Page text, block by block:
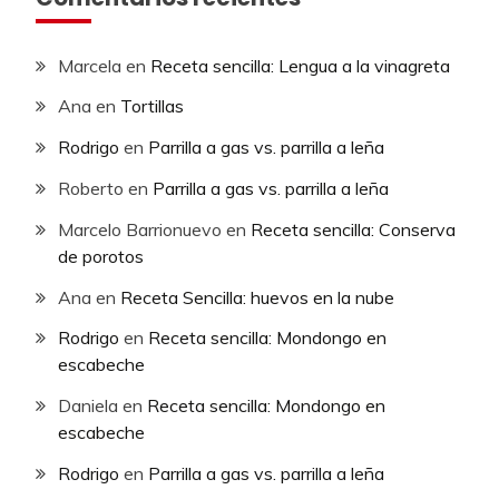
Marcela en Receta sencilla: Lengua a la vinagreta
Ana en Tortillas
Rodrigo en Parrilla a gas vs. parrilla a leña
Roberto en Parrilla a gas vs. parrilla a leña
Marcelo Barrionuevo en Receta sencilla: Conserva
de porotos
Ana en Receta Sencilla: huevos en la nube
Rodrigo en Receta sencilla: Mondongo en
escabeche
Daniela en Receta sencilla: Mondongo en
escabeche
Rodrigo en Parrilla a gas vs. parrilla a leña